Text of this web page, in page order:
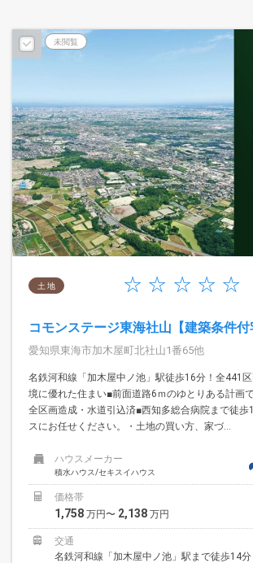
未閲覧
土 地
コモンステージ東海社山【建築条件付
愛知県東海市加木屋町北社山1番65他
名鉄河和線「加木屋中ノ池」駅徒歩16分！全441
境に優れた住まい■前面道路6ｍのゆとりある計画
全区画造成・水道引込済■西知多総合病院まで徒歩
スにお任せください。・土地の買い方、家づ...
ハウスメーカー
積水ハウス/セキスイハウス
価格帯
1,758 万円〜 2,138 万円
交通
名鉄河和線「加木屋中ノ池」駅まで徒歩14